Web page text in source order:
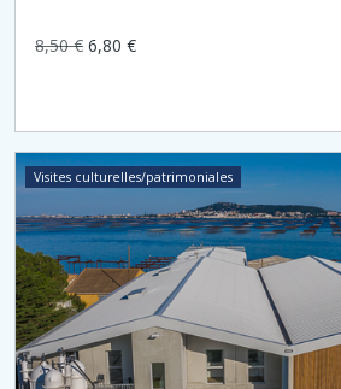
8,50 € 6,80 €
Visites culturelles/patrimoniales